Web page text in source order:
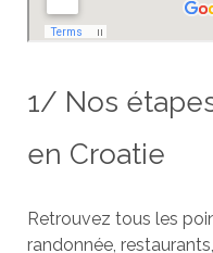
1/ Nos
en Croatie
Retrouvez tous les
randonnée,